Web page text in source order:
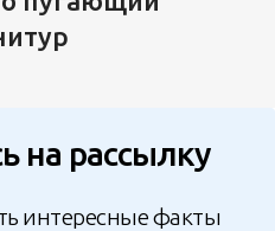
на рассылку
интересные факты